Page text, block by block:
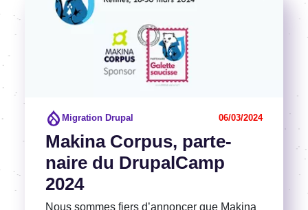
Makina Corpus, parte­
naire du Drupal­Camp
2024
Migration Drupal 06/03/2024
Nous sommes fiers d’an­non­cer que Makina